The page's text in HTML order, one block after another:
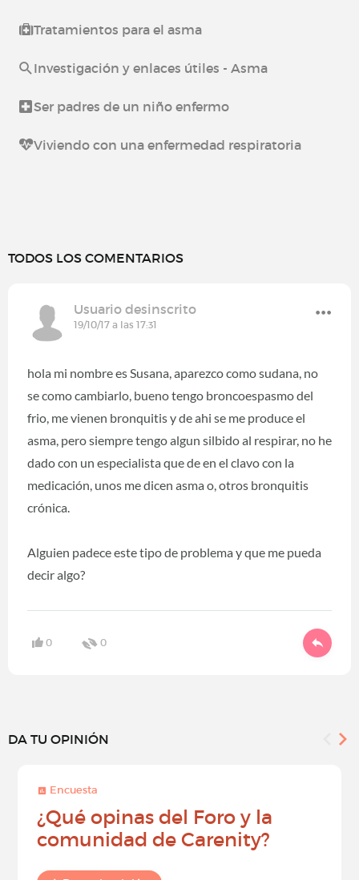
Tratamientos para el asma
Investigación y enlaces útiles - Asma
Ser padres de un niño enfermo
Viviendo con una enfermedad respiratoria
TODOS LOS COMENTARIOS
Usuario desinscrito
19/10/17 a las 17:31
hola mi nombre es Susana, aparezco como sudana, no
se como cambiarlo, bueno tengo broncoespasmo del
frio, me vienen bronquitis y de ahi se me produce el
asma, pero siempre tengo algun silbido al respirar, no he
dado con un especialista que de en el clavo con la
medicación, unos me dicen asma o, otros bronquitis
crónica.
Alguien padece este tipo de problema y que me pueda
decir algo?
0 0
DA TU OPINIÓN
Encuesta
¿Qué opinas del Foro y la
comunidad de Carenity?